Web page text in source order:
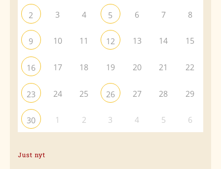
2 3 4 5 6 7 8
9 10 11 12 13 14 15
16 17 18 19 20 21 22
23 24 25 26 27 28 29
30 1 2 3 4 5 6
Just nyt